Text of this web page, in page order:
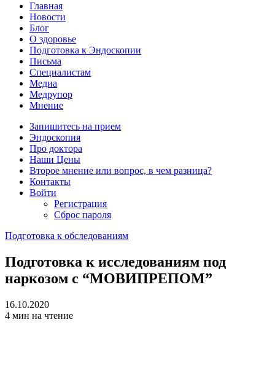
Главная
Новости
Блог
О здоровье
Подготовка к Эндоскопии
Письма
Специалистам
Медиа
Медрупор
Мнение
Запишитесь на прием
Эндоскопия
Про доктора
Наши Цены
Второе мнение или вопрос, в чем разница?
Контакты
Войти
Регистрация
Сброс пароля
Подготовка к обследованиям
Подготовка к исследованиям под
наркозом с “МОВИПРЕПОМ”
16.10.2020
4 мин на чтение